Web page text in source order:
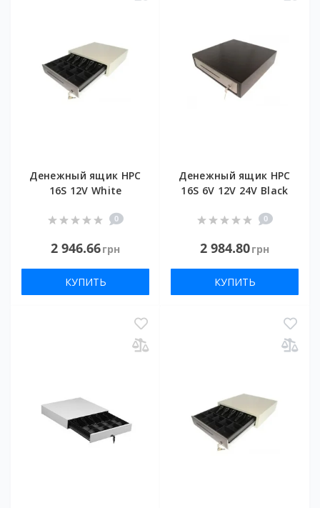
Денежный ящик HPC
16S 12V White
0
2 946.66грн
КУПИТЬ
Денежный ящик HPC
16S 6V 12V 24V Black
0
2 984.80грн
КУПИТЬ